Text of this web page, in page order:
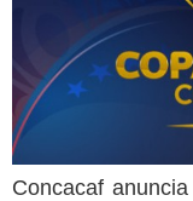
Concacaf